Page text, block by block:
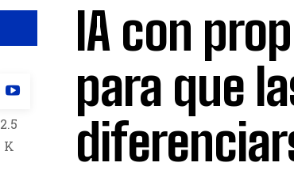
2.5
K
IA con
para que